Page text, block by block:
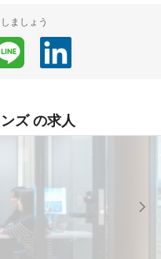
ましょう
ズ の求人